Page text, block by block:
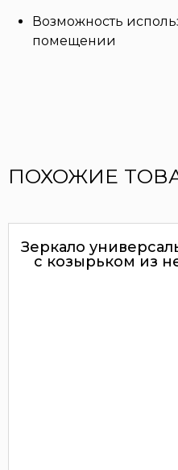
Возможность
помещении
ПОХОЖИЕ
Зеркало
с козырьком из